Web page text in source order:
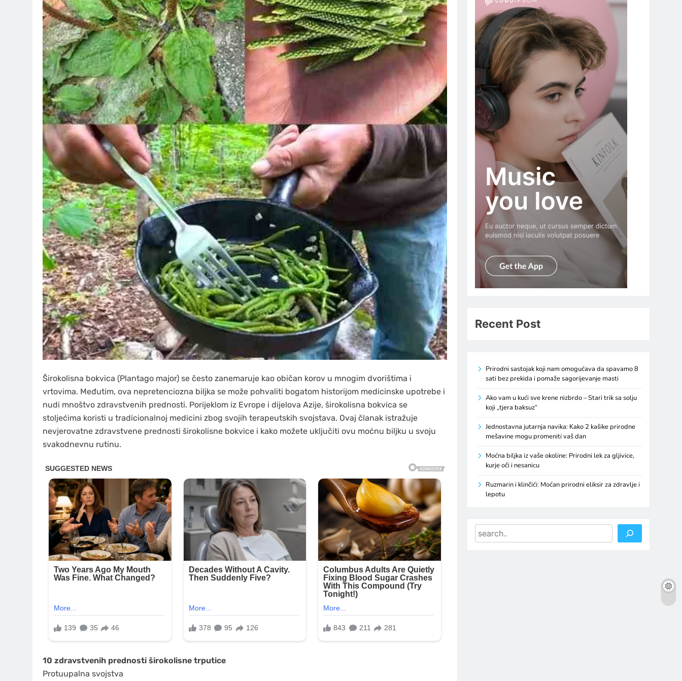
Širokolisna bokvica (Plantago major) se često zanemaruje kao običan korov u mnogim dvorištima i
vrtovima. Međutim, ova nepretenciozna biljka se može pohvaliti bogatom historijom medicinske upotrebe i
nudi mnoštvo zdravstvenih prednosti. Porijeklom iz Evrope i dijelova Azije, širokolisna bokvica se
stoljećima koristi u tradicionalnoj medicini zbog svojih terapeutskih svojstava. Ovaj članak istražuje
nevjerovatne zdravstvene prednosti širokolisne bokvice i kako možete uključiti ovu moćnu biljku u svoju
svakodnevnu rutinu.
10 zdravstvenih prednosti širokolisne trputice
Protuupalna svojstva
Recent Post
Prirodni sastojak koji nam omogućava da spavamo 8
sati bez prekida i pomaže sagorijevanje masti
Ako vam u kući sve krene nizbrdo – Stari trik sa solju
koji „tjera baksuz“
Jednostavna jutarnja navika: Kako 2 kašike prirodne
mešavine mogu promeniti vaš dan
Moćna biljka iz vaše okoline: Prirodni lek za gljivice,
kurje oči i nesanicu
Ruzmarin i klinčići: Moćan prirodni eliksir za zdravlje i
lepotu
Search